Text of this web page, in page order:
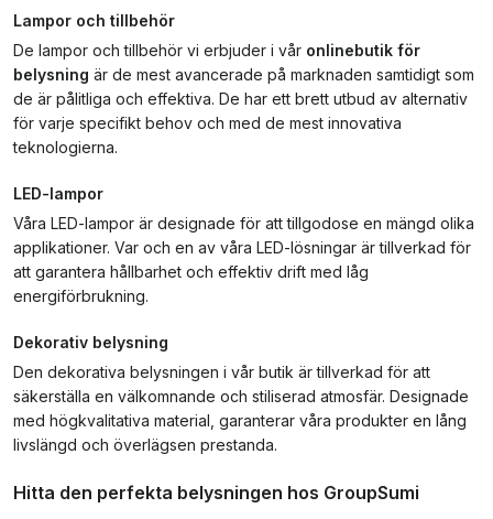
Lampor och tillbehör
De lampor och tillbehör vi erbjuder i vår onlinebutik för
belysning är de mest avancerade på marknaden samtidigt som
de är pålitliga och effektiva. De har ett brett utbud av alternativ
för varje specifikt behov och med de mest innovativa
teknologierna.
LED-lampor
Våra LED-lampor är designade för att tillgodose en mängd olika
applikationer. Var och en av våra LED-lösningar är tillverkad för
att garantera hållbarhet och effektiv drift med låg
energiförbrukning.
Dekorativ belysning
Den dekorativa belysningen i vår butik är tillverkad för att
säkerställa en välkomnande och stiliserad atmosfär. Designade
med högkvalitativa material, garanterar våra produkter en lång
livslängd och överlägsen prestanda.
Hitta den perfekta belysningen hos GroupSumi